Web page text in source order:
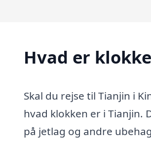
Hvad er
Skal du rejse til Tianjin i
hvad klokken er i Tianjin.
på jetlag og andre